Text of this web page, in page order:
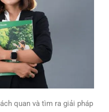
quan và tìm ra giải pháp